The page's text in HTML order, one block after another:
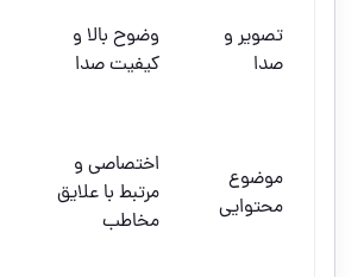
تصویر و
صدا
وضوح بالا و
کیفیت صدا
موضوع
محتوایی
اختصاصی و
مرتبط با علایق
مخاطب